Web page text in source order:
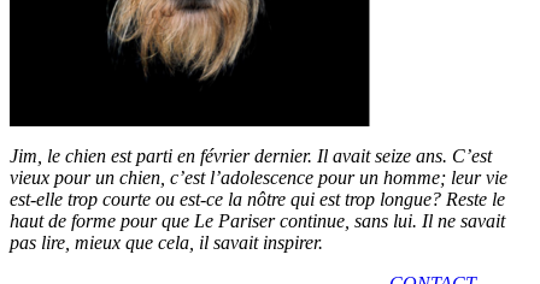
Jim, le chien est parti en février dernier. Il avait seize ans. C’est
vieux pour un chien, c’est l’adolescence pour un homme; leur vie
est-elle trop courte ou est-ce la nôtre qui est trop longue? Reste le
haut de forme pour que Le Pariser continue, sans lui. Il ne savait
pas lire, mieux que cela, il savait inspirer.